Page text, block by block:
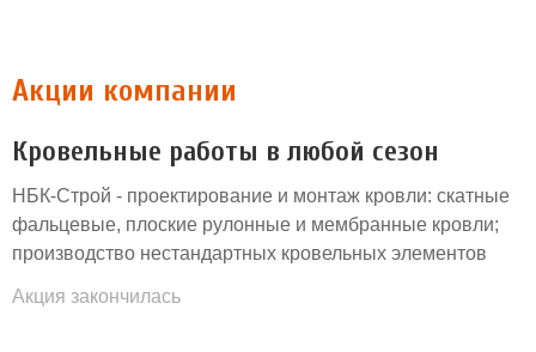
Акции компании
Кровельные работы в любой сезон
НБК-Строй - проектирование и монтаж кровли: скатные
фальцевые, плоские рулонные и мембранные кровли;
производство нестандартных кровельных элементов
Акция закончилась